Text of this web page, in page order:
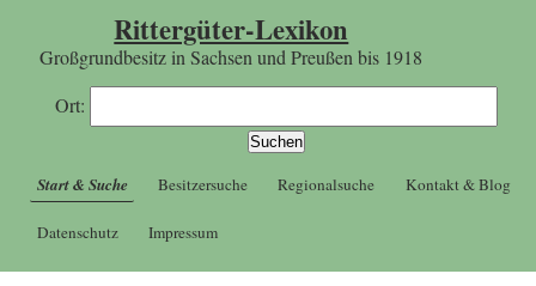
Rittergüter-Lexikon
Großgrundbesitz in Sachsen und Preußen bis 1918
Ort:
Start & Suche Besitzersuche Regionalsuche Kontakt & Blog
Datenschutz Impressum